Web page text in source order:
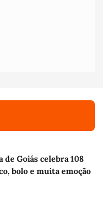
Goiás celebra 108
bolo e muita emoção